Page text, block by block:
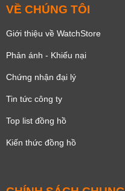
VỀ CHÚNG TÔI
Giới thiệu về WatchStore
Phản ánh - Khiếu nại
Chứng nhận đại lý
Tin tức công ty
Top list đồng hồ
Kiến thức đồng hồ